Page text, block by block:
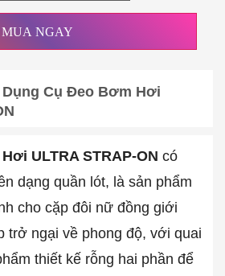
MUA NGAY
Dụng Cụ Đeo Bơm Hơi
ULTRA STRAP-ON có
dạng quần lót, là sản phẩm
cho cặp đôi nữ đồng giới
trở ngại về phong độ, với quai
thiết kế rỗng hai phần để